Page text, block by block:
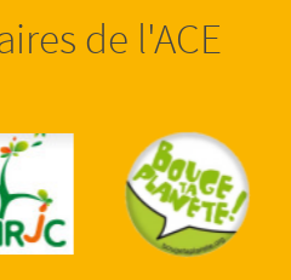
de l'ACE